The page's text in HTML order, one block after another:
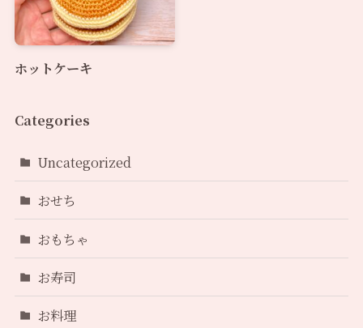
ホットケーキ
Categories
Uncategorized
おせち
おもちゃ
お寿司
お料理